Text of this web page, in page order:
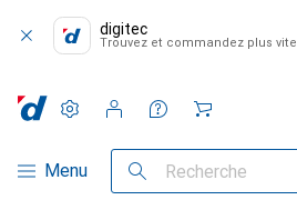
digitec
Trouvez et commandez plus vite
Navigation par catégorie
Menu Recherche
Paramètres
Compte client
Listes de comparaison
Listes d'envies
Panier